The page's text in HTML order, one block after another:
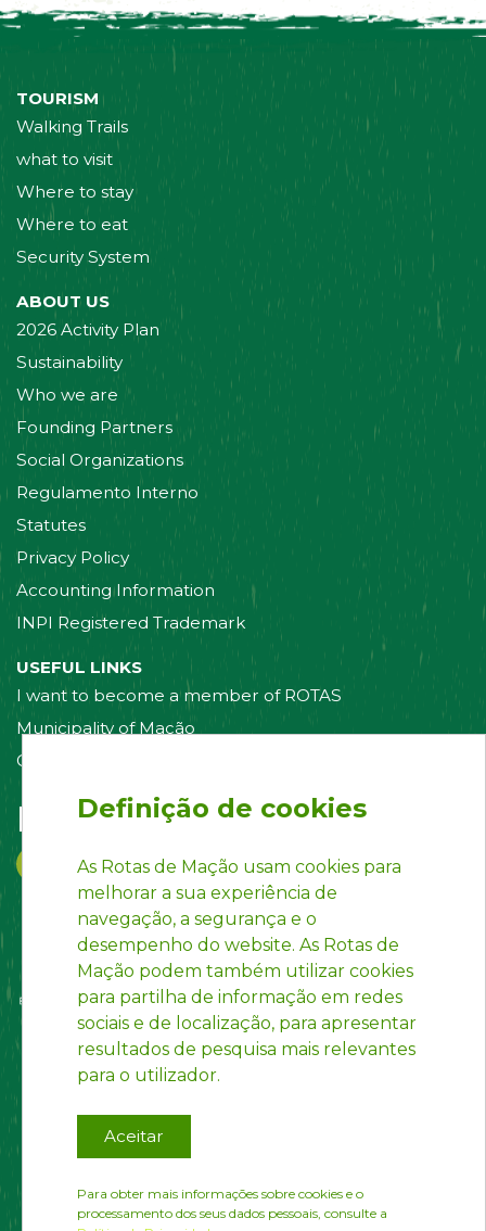
TOURISM
Walking Trails
what to visit
Where to stay
Where to eat
Security System
ABOUT US
2026 Activity Plan
Sustainability
Who we are
Founding Partners
Social Organizations
Regulamento Interno
Statutes
Privacy Policy
Accounting Information
INPI Registered Trademark
USEFUL LINKS
I want to become a member of ROTAS
Municipality of Mação
Contact us
Follow us on:
Definição de cookies
As Rotas de Mação usam cookies para
melhorar a sua experiência de
navegação, a segurança e o
desempenho do website. As Rotas de
Mação podem também utilizar cookies
para partilha de informação em redes
sociais e de localização, para apresentar
resultados de pesquisa mais relevantes
para o utilizador.
Aceitar
Para obter mais informações sobre cookies e o
processamento dos seus dados pessoais, consulte a